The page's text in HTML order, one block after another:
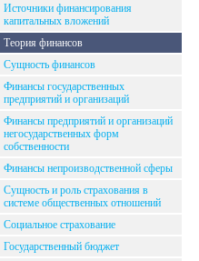
Источники финансирования
капитальных вложений
Теория финансов
Сущность финансов
Финансы государственных
предприятий и организаций
Финансы предприятий и организаций
негосударственных форм
собственности
Финансы непроизводственной сферы
Сущность и роль страхования в
системе общественных отношений
Социальное страхование
Государственный бюджет